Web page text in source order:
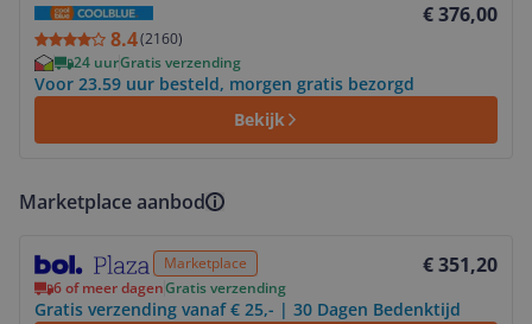
8.4(2160)
€ 376,00
24 uurGratis verzending
Voor 23.59 uur besteld, morgen gratis bezorgd
Bekijk
Marketplace aanbod
Marketplace € 351,20
6 of meer dagenGratis verzending
Gratis verzending vanaf € 25,- | 30 Dagen Bedenktijd